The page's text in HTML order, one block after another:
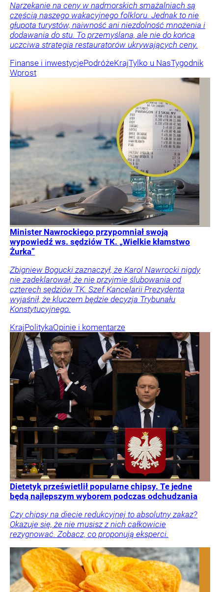
Narzekanie na ceny w nadmorskich smażalniach są
częścią naszego wakacyjnego folkloru. Jednak to nie
głupota turystów, naiwność ani niezdolność mnożenia i
dodawania do stu. To przemyślana, ale nie do końca
uczciwa strategia restauratorów ukrywających ceny.
Finanse i inwestycjePodróżeKrajTylko u NasTygodnik
Wprost
Minister Nawrockiego przypomniał swoją
wypowiedź ws. sędziów TK. „Wielkie kłamstwo
Żurka”
Zbigniew Bogucki zaznaczył, że Karol Nawrocki nigdy
nie zadeklarował, że nie przyjmie ślubowania od
czterech sędziów TK. Szef Kancelarii Prezydenta
wyjaśnił, że kluczem będzie decyzja Trybunału
Konstytucyjnego.
KrajPolitykaOpinie i komentarze
Dietetyk prześwietlił popularne chipsy. Te jedne
będą najlepszym wyborem podczas odchudzania
Czy chipsy na diecie redukcyjnej to absolutny zakaz?
Okazuje się, że nie musisz z nich całkowicie
rezygnować. Zobacz, co proponują eksperci.